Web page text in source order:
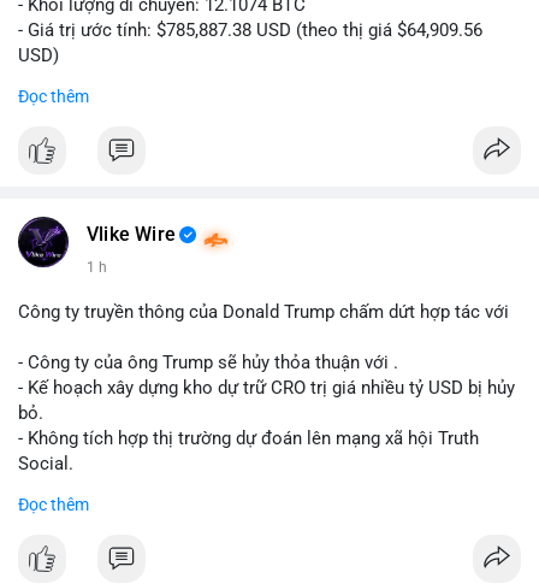
- Khối lượng di chuyển: 12.1074 BTC
- Giá trị ước tính: $785,887.38 USD (theo thị giá $64,909.56
USD)
Khối lượng 12.1 BTC tương đương gần 786 nghìn USD được di
Động thái này có thể là bước chuẩn bị thanh khoản để bán ra,
hoặc tái phân bổ tài sản giữa các ví nóng nhằm tối ưu phí giao
thấy cá voi đang thăm dò thanh khoản thị trường trước khi có
Lời khuyên cho nhà đầu tư nhỏ lẻ: Theo dõi xác nhận giao dịch
và dòng tiền tiếp theo từ ví nguồn. Khối lượng này chưa đủ tạo
áp lực bán mạnh, nhưng nếu xuất hiện thêm 2-3 giao dịch
tương tự trong 24 giờ tới, khả năng cao là sóng điều chỉnh
ở vùng giá hiện tại.
#12dot1btc #786kusd
Đọc thêm
Vlike Wire
1 h
Công ty truyền thông của Donald Trump chấm dứt hợp tác với
- Công ty của ông Trump sẽ hủy thỏa thuận với .
- Kế hoạch xây dựng kho dự trữ CRO trị giá nhiều tỷ USD bị hủy
bỏ.
- Không tích hợp thị trường dự đoán lên mạng xã hội Truth
Social.
#binancesquare
$cro
Đọc thêm